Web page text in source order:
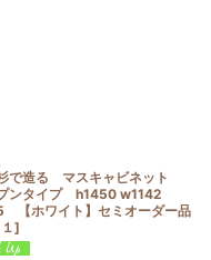
で造る マスキャビネット
ンタイプ h1450 w1142
【ホワイト】セミオーダー品
]